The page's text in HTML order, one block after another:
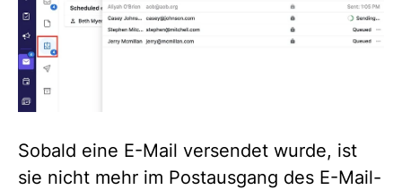
Sobald eine E-Mail versendet wurde, ist
sie nicht mehr im Postausgang des E-Mail-